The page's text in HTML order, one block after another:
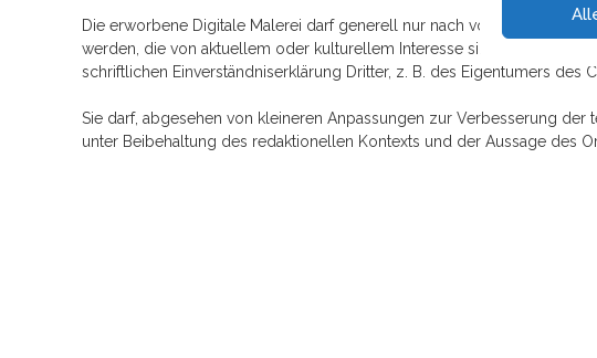
Die erworbene Digitale Malerei darf generell nur nach vorherigem
werden, die von aktuellem oder kulturellem Interesse sind, d. h. in der
schriftlichen Einverständniserklärung Dritter, z. B. des Eigentümers des
Sie darf, abgesehen von kleineren Anpassungen zur Verbesserung
unter Beibehaltung des redaktionellen Kontexts und der Aussage des